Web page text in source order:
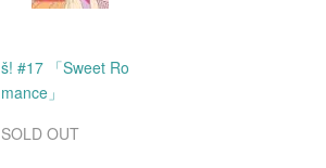
š! #17 「Sweet Ro
mance」
SOLD OUT